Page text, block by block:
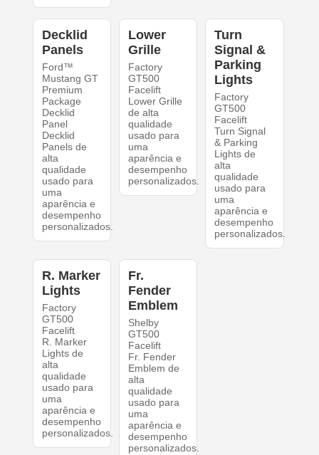
Decklid
Panels
Ford™
Mustang GT
Premium
Package
Decklid
Panel
Decklid
Panels de
alta
qualidade
usado para
uma
aparência e
desempenho
personalizados.
Lower
Grille
Factory
GT500
Facelift
Lower Grille
de alta
qualidade
usado para
uma
aparência e
desempenho
personalizados.
Turn
Signal &
Parking
Lights
Factory
GT500
Facelift
Turn Signal
& Parking
Lights de
alta
qualidade
usado para
uma
aparência e
desempenho
personalizados.
R. Marker
Lights
Factory
GT500
Facelift
R. Marker
Lights de
alta
qualidade
usado para
uma
aparência e
desempenho
personalizados.
Fr.
Fender
Emblem
Shelby
GT500
Facelift
Fr. Fender
Emblem de
alta
qualidade
usado para
uma
aparência e
desempenho
personalizados.